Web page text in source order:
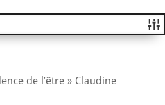
de l’être » Claudine